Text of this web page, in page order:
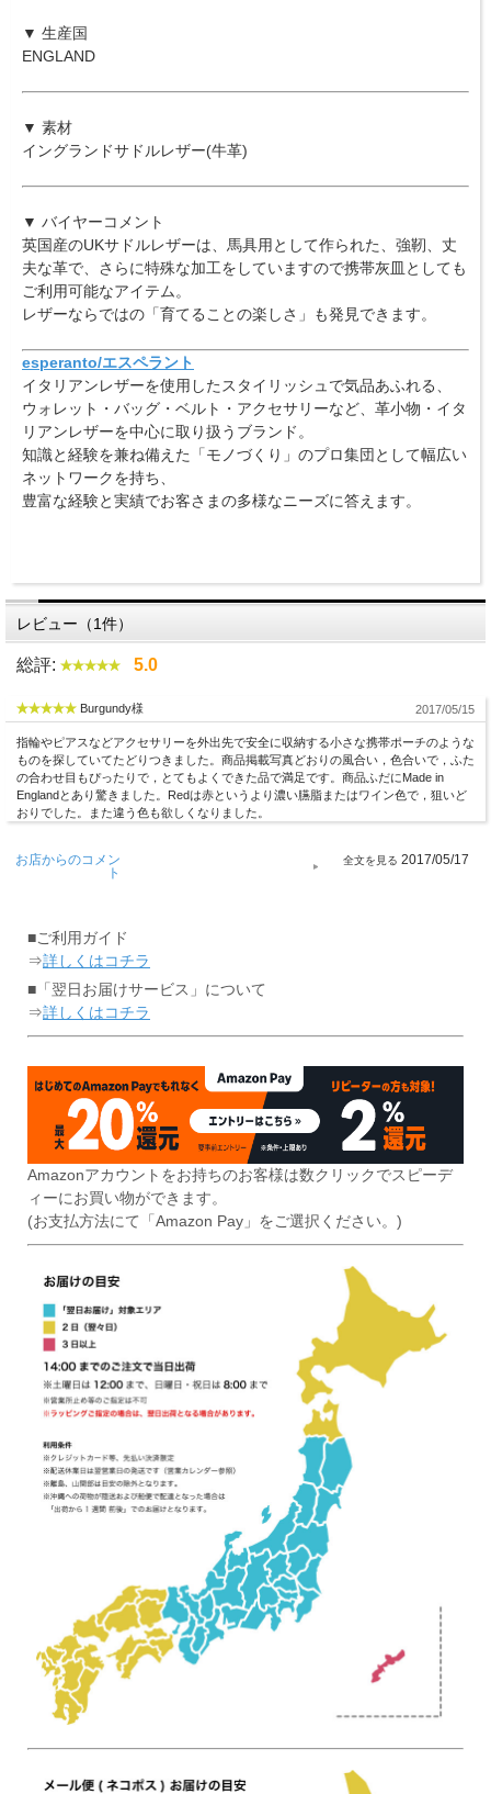
▼ 生産国
ENGLAND
▼ 素材
イングランドサドルレザー(牛革)
▼ バイヤーコメント
英国産のUKサドルレザーは、馬具用として作られた、強靭、丈
夫な革で、さらに特殊な加工をしていますので携帯灰皿としても
ご利用可能なアイテム。
レザーならではの「育てることの楽しさ」も発見できます。
esperanto/エスペラント
イタリアンレザーを使用したスタイリッシュで気品あふれる、
ウォレット・バッグ・ベルト・アクセサリーなど、革小物・イタ
リアンレザーを中心に取り扱うブランド。
知識と経験を兼ね備えた「モノづくり」のプロ集団として幅広い
ネットワークを持ち、
豊富な経験と実績でお客さまの多様なニーズに答えます。
レビュー（1件）
総評: 5.0
Burgundy様 2017/05/15
指輪やピアスなどアクセサリーを外出先で安全に収納する小さな携帯ポーチのような
ものを探していてたどりつきました。商品掲載写真どおりの風合い，色合いで，ふた
の合わせ目もぴったりで，とてもよくできた品で満足です。商品ふだにMade in
Englandとあり驚きました。Redは赤というより濃い臙脂またはワイン色で，狙いど
おりでした。また違う色も欲しくなりました。
お店からのコメン
ト
2017/05/17
■ご利用ガイド
⇒詳しくはコチラ
■「翌日お届けサービス」について
⇒詳しくはコチラ
Amazonアカウントをお持ちのお客様は数クリックでスピーデ
ィーにお買い物ができます。
(お支払方法にて「Amazon Pay」をご選択ください。)